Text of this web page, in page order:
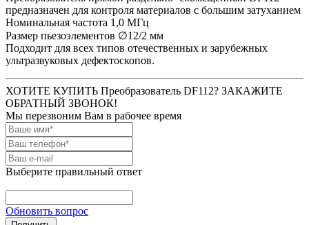
предназначен для контроля материалов с большим затуханием
Номинальная частота 1,0 МГц
Размер пьезоэлементов ∅12/2 мм
Подходит для всех типов отечественных и зарубежных
ультразвуковых дефектоскопов.
ХОТИТЕ КУПИТЬ Преобразователь DF112? ЗАКАЖИТЕ
ОБРАТНЫЙ ЗВОНОК!
Мы перезвоним Вам в рабочее время
Выберите правильный ответ
Обновить вопрос